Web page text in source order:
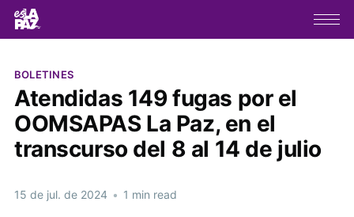
BOLETINES
Atendidas 149 fugas por el
OOMSAPAS La Paz, en el
transcurso del 8 al 14 de julio
15 de jul. de 2024 • 1 min read